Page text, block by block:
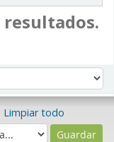
Limpiar todo